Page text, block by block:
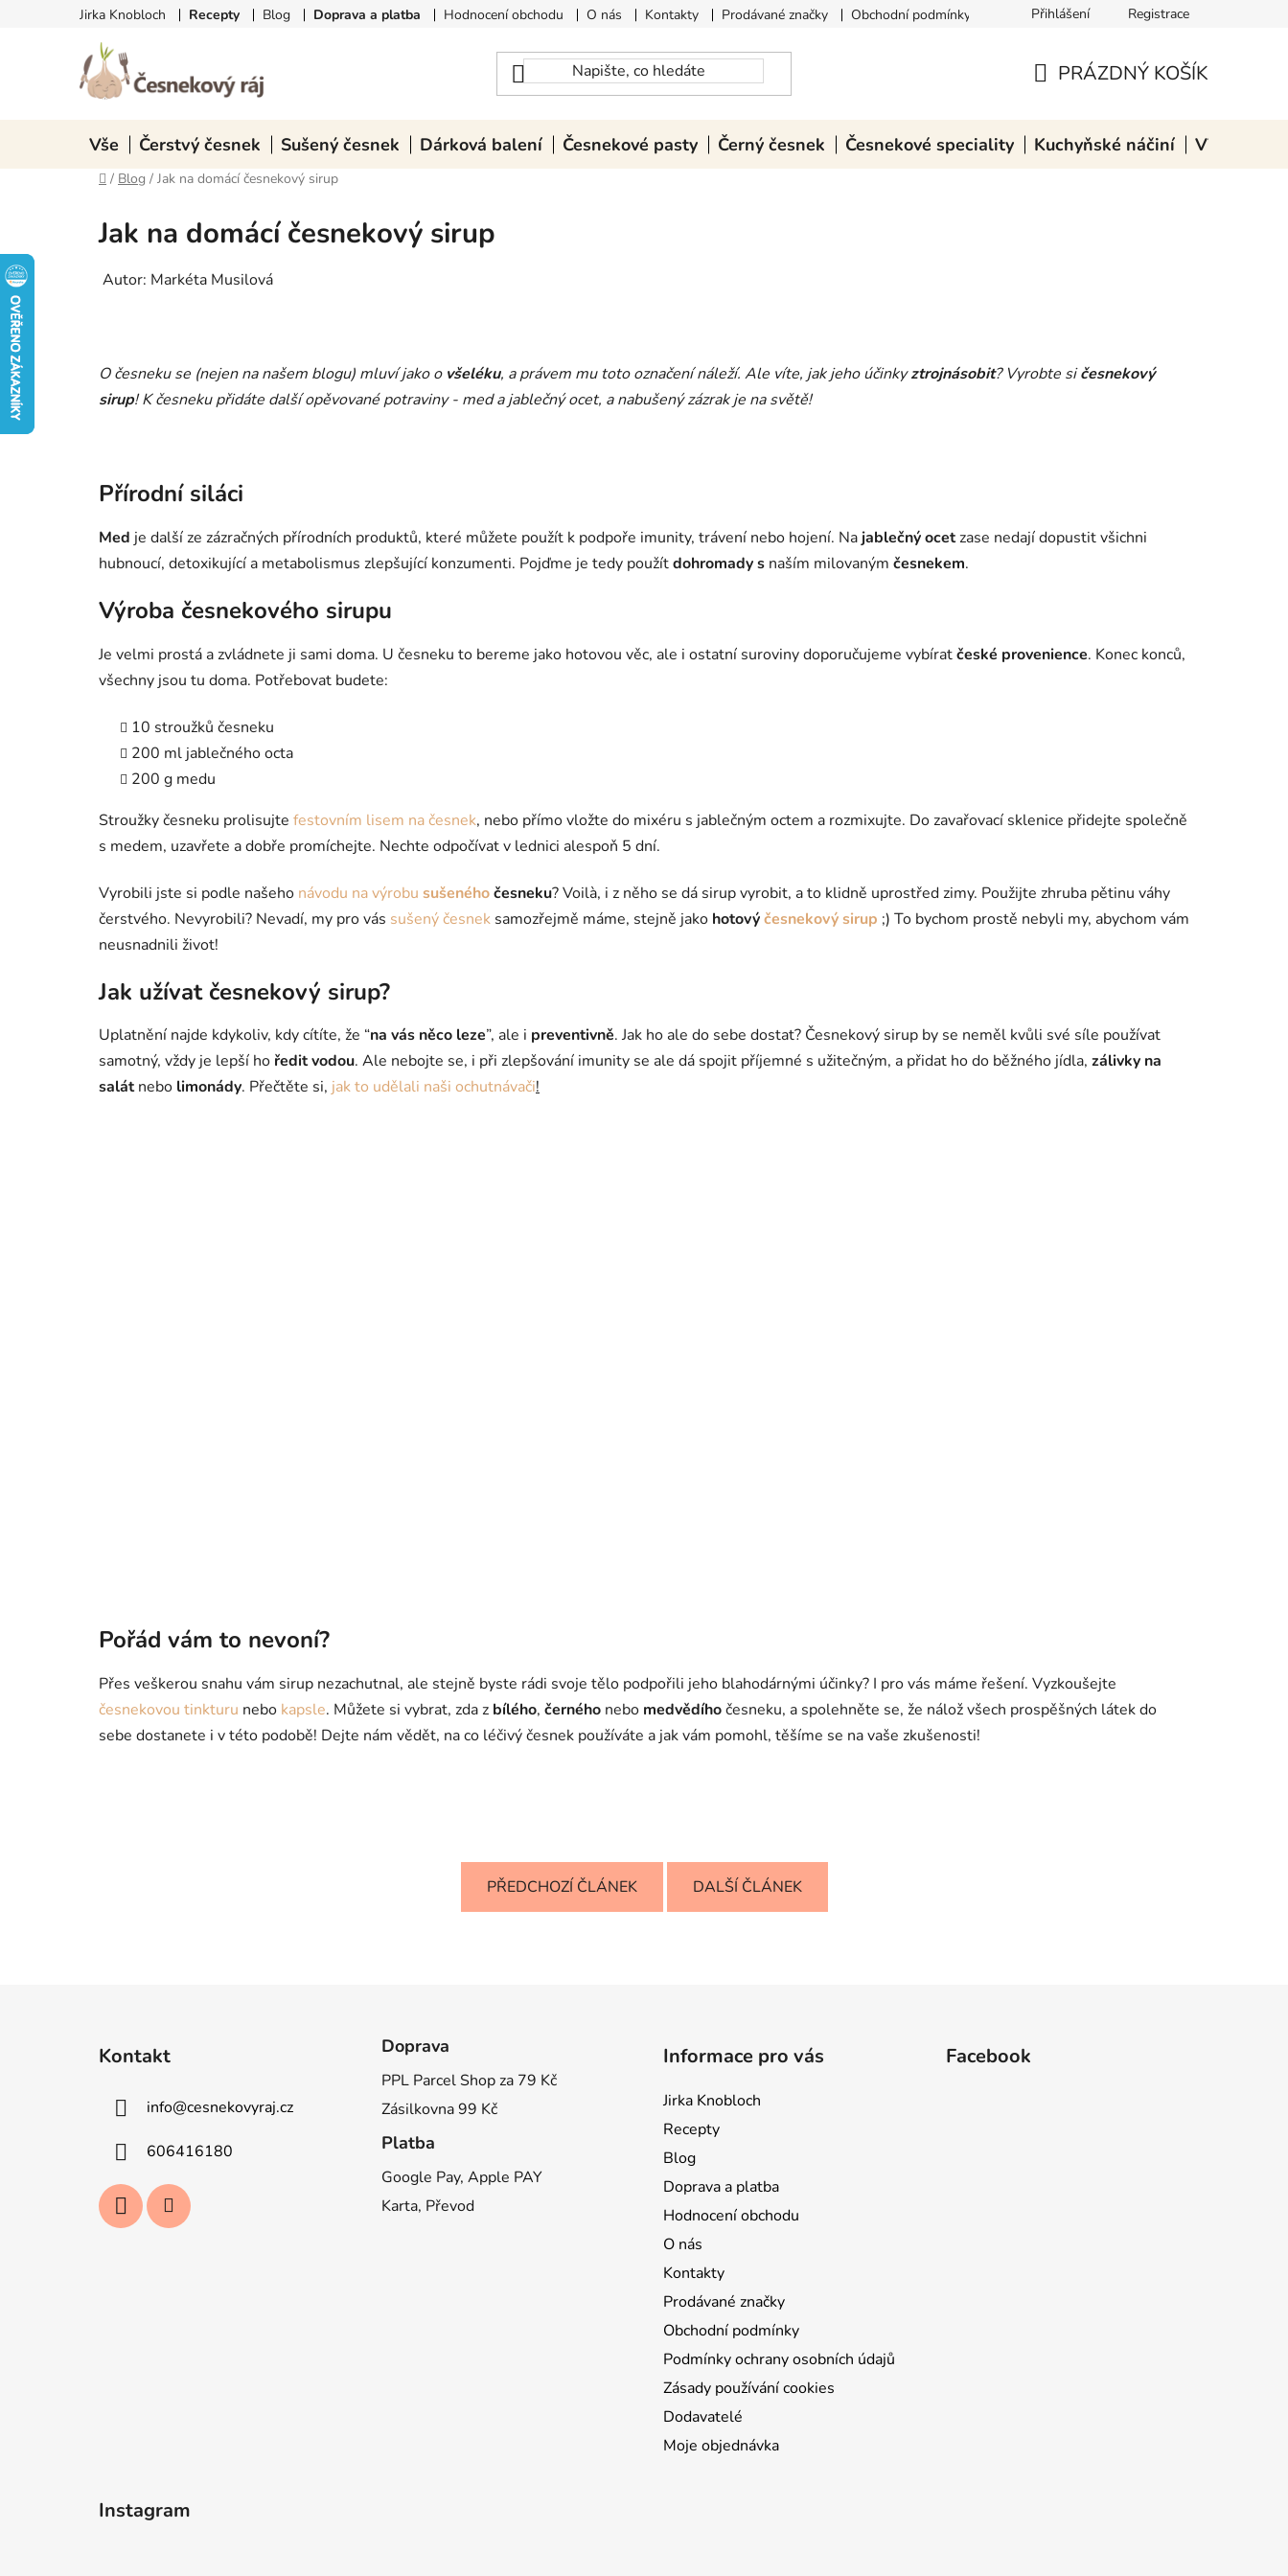
Jirka Knobloch Recepty Blog Doprava a platba Hodnocení obchodu O nás Kontakty Prodávané značky Obchodní podmínky Podmínky ochrany osobních údajů
Přihlášení Registrace
KOŠÍK
PRÁZDNÝ KOŠÍK
Vše Čerstvý česnek Sušený česnek Dárková balení Česnekové pasty Černý česnek Česnekové speciality Kuchyňské náčiní VÝPRODEJ
Domů
/ Blog / Jak na domácí česnekový sirup
Jak na domácí česnekový sirup
Autor: Markéta Musilová
O česneku se (nejen na našem blogu) mluví jako o všeléku, a právem mu toto označení náleží. Ale víte, jak jeho účinkyztrojnásobit? Vyrobte sičesnekový
sirup! K česneku přidáte další opěvované potraviny - med a jablečný ocet, a nabušený zázrak je na světě!
Přírodní siláci
Med je další ze zázračných přírodních produktů, které můžete použít k podpoře imunity, trávení nebo hojení. Na jablečný ocetzase nedají dopustit všichni
hubnoucí, detoxikující a metabolismus zlepšující konzumenti. Pojďme je tedy použítdohromady s naším milovaným česnekem.
Výroba česnekového sirupu
Je velmi prostá a zvládnete ji sami doma. U česneku to bereme jako hotovou věc, ale i ostatní suroviny doporučujeme vybíratčeské provenience. Konec konců,
všechny jsou tu doma. Potřebovat budete:
10 stroužků česneku
200 ml jablečného octa
200 g medu
Stroužky česneku prolisujte festovním lisem na česnek, nebo přímo vložte do mixéru s jablečným octem a rozmixujte. Do zavařovací sklenice přidejte společně
s medem, uzavřete a dobře promíchejte. Nechte odpočívat v lednici alespoň 5 dní.
Vyrobili jste si podle našeho návodu na výrobu sušenéhočesneku? Voilà, i z něho se dá sirup vyrobit, a to klidně uprostřed zimy. Použijte zhruba pětinu váhy
čerstvého. Nevyrobili? Nevadí, my pro vás sušený česnek samozřejmě máme, stejně jako hotovýčesnekový sirup ;) To bychom prostě nebyli my, abychom vám
neusnadnili život!
Jak užívat česnekový sirup?
Uplatnění najde kdykoliv, kdy cítíte, že “na vás něco leze”, ale i preventivně. Jak ho ale do sebe dostat? Česnekový sirup by se neměl kvůli své síle používat
samotný, vždy je lepší ho ředit vodou. Ale nebojte se, i při zlepšování imunity se ale dá spojit příjemné s užitečným, a přidat ho do běžného jídla, zálivky na
salátnebo limonády. Přečtěte si, jak to udělali naši ochutnávači!
Pořád vám to nevoní?
Přes veškerou snahu vám sirup nezachutnal, ale stejně byste rádi svoje tělo podpořili jeho blahodárnými účinky? I pro vás máme řešení. Vyzkoušejte
česnekovou tinkturu nebo kapsle. Můžete si vybrat, zda z bílého, černého nebo medvědíhočesneku, a spolehněte se, že nálož všech prospěšných látek do
sebe dostanete i v této podobě! Dejte nám vědět, na co léčivý česnek používáte a jak vám pomohl, těšíme se na vaše zkušenosti!
PŘEDCHOZÍ ČLÁNEK DALŠÍ ČLÁNEK
Kontakt
info@cesnekovyraj.cz
606416180
Doprava
PPL Parcel Shop za 79 Kč
Zásilkovna 99 Kč
Platba
Google Pay, Apple PAY
Karta, Převod
Informace pro vás
Jirka Knobloch
Recepty
Blog
Doprava a platba
Hodnocení obchodu
O nás
Kontakty
Prodávané značky
Obchodní podmínky
Podmínky ochrany osobních údajů
Zásady používání cookies
Dodavatelé
Moje objednávka
Facebook
Instagram